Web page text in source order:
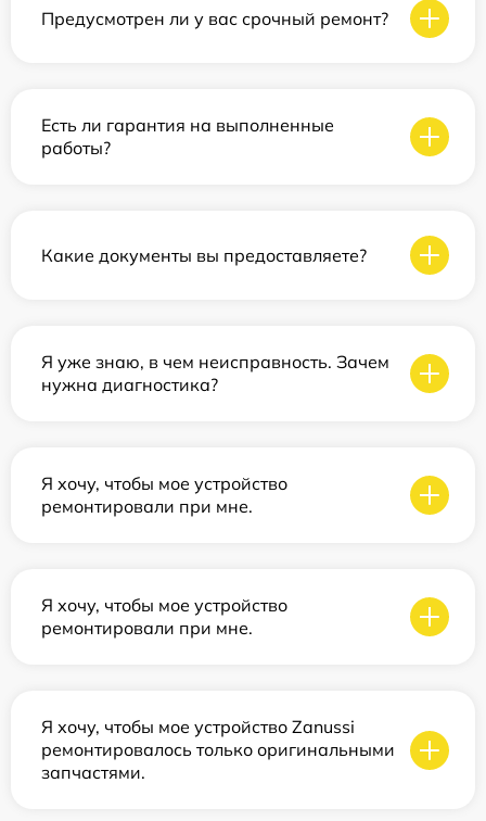
Предусмотрен ли у вас срочный ремонт?
Есть ли гарантия на выполненные
работы?
Какие документы вы предоставляете?
Я уже знаю, в чем неисправность. Зачем
нужна диагностика?
Я хочу, чтобы мое устройство
ремонтировали при мне.
Я хочу, чтобы мое устройство
ремонтировали при мне.
Я хочу, чтобы мое устройство Zanussi
ремонтировалось только оригинальными
запчастями.